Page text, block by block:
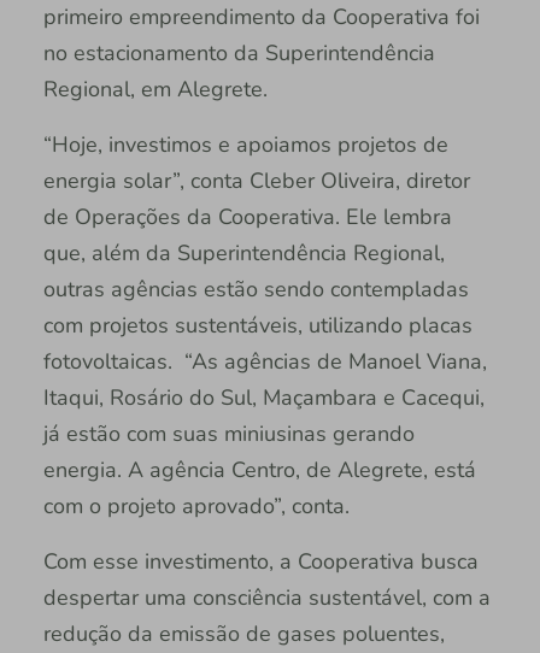
primeiro empreendimento da Cooperativa foi
no estacionamento da Superintendência
Regional, em Alegrete.
“Hoje, investimos e apoiamos projetos de
energia solar”, conta Cleber Oliveira, diretor
de Operações da Cooperativa. Ele lembra
que, além da Superintendência Regional,
outras agências estão sendo contempladas
com projetos sustentáveis, utilizando placas
fotovoltaicas. “As agências de Manoel Viana,
Itaqui, Rosário do Sul, Maçambara e Cacequi,
já estão com suas miniusinas gerando
energia. A agência Centro, de Alegrete, está
com o projeto aprovado”, conta.
Com esse investimento, a Cooperativa busca
despertar uma consciência sustentável, com a
redução da emissão de gases poluentes,